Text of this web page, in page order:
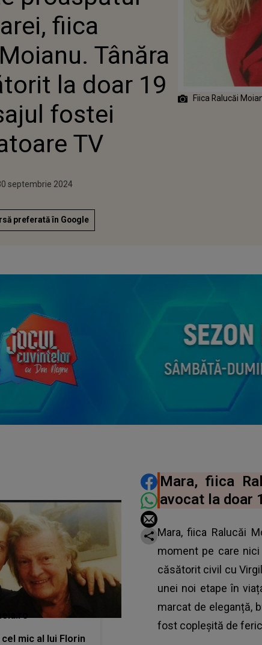
MOIANU. TÂNĂRA S-A
CĂSĂTORIT LA DOAR 19
ANI. MESAJUL FOSTEI
PREZENTATOARE TV
fiica
Tânăra
la doar 19
fostei
TV
septembrie 2024
septembrie 2024
preferată în Google
Fiica Ralucăi
DISTRIBUIE
Mara, fiica
avocat la doar
Mara, fiica Ralucăi
moment pe care
căsătorit civil cu
unei noi etape în
marcat de eleganță,
fost copleșită de
mic al lui Florin